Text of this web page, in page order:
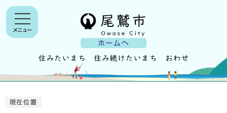
ホームへ
メニュー
現在位置